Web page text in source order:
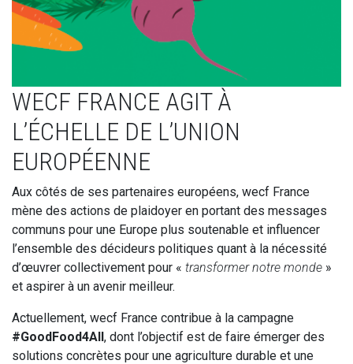
WECF FRANCE AGIT À
L’ÉCHELLE DE L’UNION
EUROPÉENNE
Aux côtés de ses partenaires européens, wecf France
mène des actions de plaidoyer en portant des messages
communs pour une Europe plus soutenable et influencer
l’ensemble des décideurs politiques quant à la nécessité
d’œuvrer collectivement pour « transformer notre monde »
et aspirer à un avenir meilleur.
Actuellement, wecf France contribue à la campagne
#GoodFood4All, dont l’objectif est de faire émerger des
solutions concrètes pour une agriculture durable et une